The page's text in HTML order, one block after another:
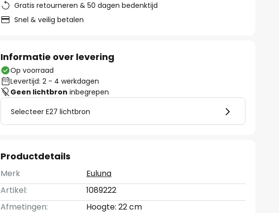
Gratis retourneren & 50 dagen bedenktijd
Snel & veilig betalen
Informatie over levering
Op voorraad
Levertijd: 2 - 4 werkdagen
Geen lichtbron inbegrepen
Selecteer E27 lichtbron
Productdetails
Merk
Euluna
Artikel:
1089222
Afmetingen:
Hoogte: 22 cm